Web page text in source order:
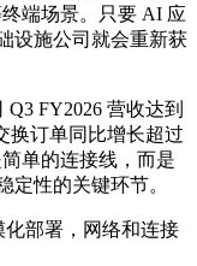
端场景。只要 AI 应
设施公司就会重新获
FY2026 营收达到
换订单同比增长超过
单的连接线，而是
定性的关键环节。
部署，网络和连接